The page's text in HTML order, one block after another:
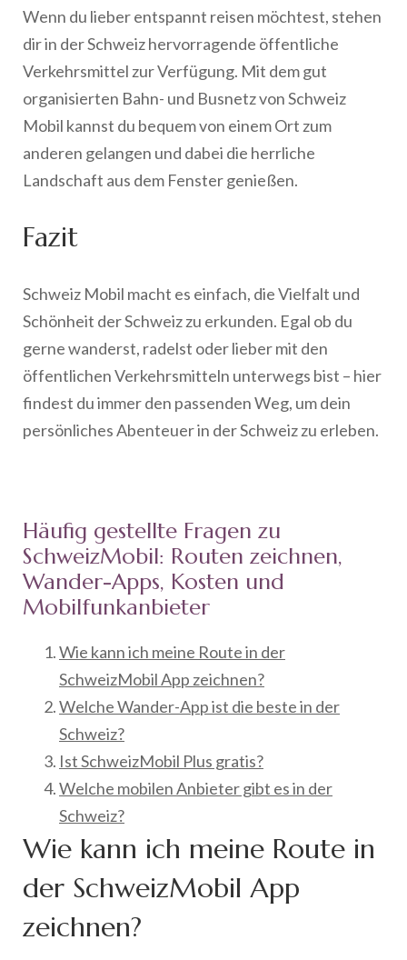
Wenn du lieber entspannt reisen möchtest, stehen
dir in der Schweiz hervorragende öffentliche
Verkehrsmittel zur Verfügung. Mit dem gut
organisierten Bahn- und Busnetz von Schweiz
Mobil kannst du bequem von einem Ort zum
anderen gelangen und dabei die herrliche
Landschaft aus dem Fenster genießen.
Fazit
Schweiz Mobil macht es einfach, die Vielfalt und
Schönheit der Schweiz zu erkunden. Egal ob du
gerne wanderst, radelst oder lieber mit den
öffentlichen Verkehrsmitteln unterwegs bist – hier
findest du immer den passenden Weg, um dein
persönliches Abenteuer in der Schweiz zu erleben.
Häufig gestellte Fragen zu
SchweizMobil: Routen zeichnen,
Wander-Apps, Kosten und
Mobilfunkanbieter
Wie kann ich meine Route in der
SchweizMobil App zeichnen?
Welche Wander-App ist die beste in der
Schweiz?
Ist SchweizMobil Plus gratis?
Welche mobilen Anbieter gibt es in der
Schweiz?
Wie kann ich meine Route in
der SchweizMobil App
zeichnen?